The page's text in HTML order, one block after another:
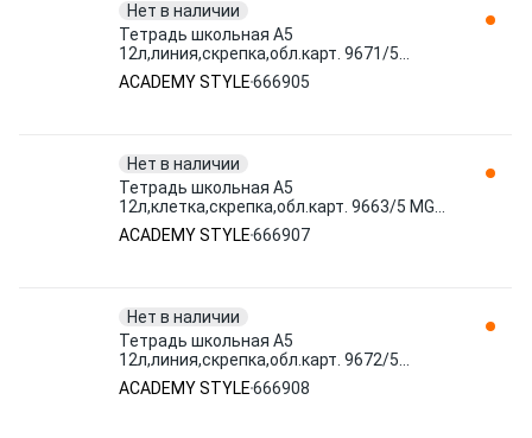
Нет в наличии
Тетрадь школьная А5
12л,линия,скрепка,обл.карт. 9671/5
Морская в ассорт 666905 ACADEMY
STYLE
ACADEMY STYLE666905
Нет в наличии
Тетрадь школьная А5
12л,клетка,скрепка,обл.карт. 9663/5 MGL
в ассорт 666907 ACADEMY STYLE
ACADEMY STYLE666907
Нет в наличии
Тетрадь школьная А5
12л,линия,скрепка,обл.карт. 9672/5
Веселые зверята асс 666908 ACADEMY
STYLE
ACADEMY STYLE666908